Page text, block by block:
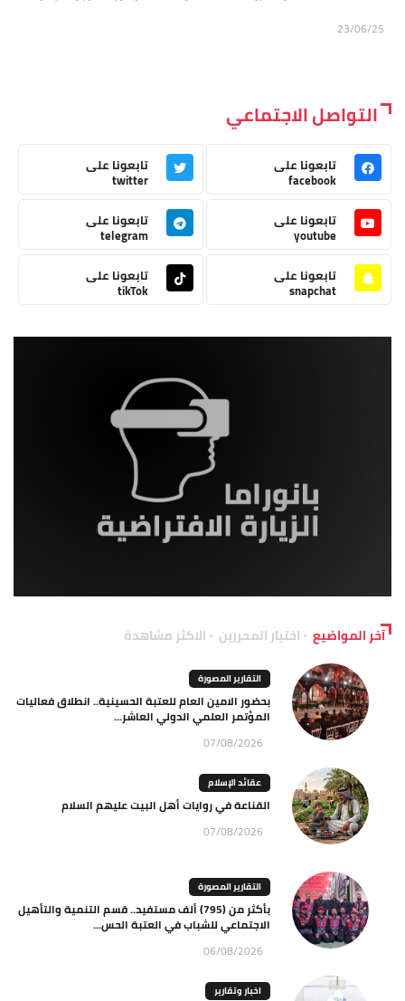
23/06/25
التواصل الاجتماعي
تابعونا على
facebook
تابعونا على
twitter
تابعونا على
youtube
تابعونا على
telegram
تابعونا على
snapchat
تابعونا على
tikTok
آخر المواضيع اختيار المحررين الاكثر مشاهدة
التقارير المصورة
بحضور الامين العام للعتبة الحسينية.. انطلاق فعاليات
المؤتمر العلمي الدولي العاشر...
07/08/2026
عقائد الإسلام
القناعة في روايات أهل البيت عليهم السلام
07/08/2026
التقارير المصورة
بأكثر من (795) ألف مستفيد.. قسم التنمية والتأهيل
الاجتماعي للشباب في العتبة الحس...
06/08/2026
اخبار وتقارير